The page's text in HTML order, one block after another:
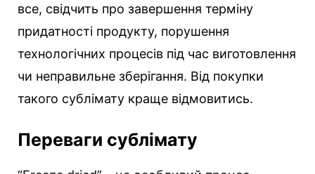
все, свідчить про завершення терміну
придатності продукту, порушення
технологічних процесів під час виготовлення
чи неправильне зберігання. Від покупки
такого сублімату краще відмовитись.
Переваги сублімату